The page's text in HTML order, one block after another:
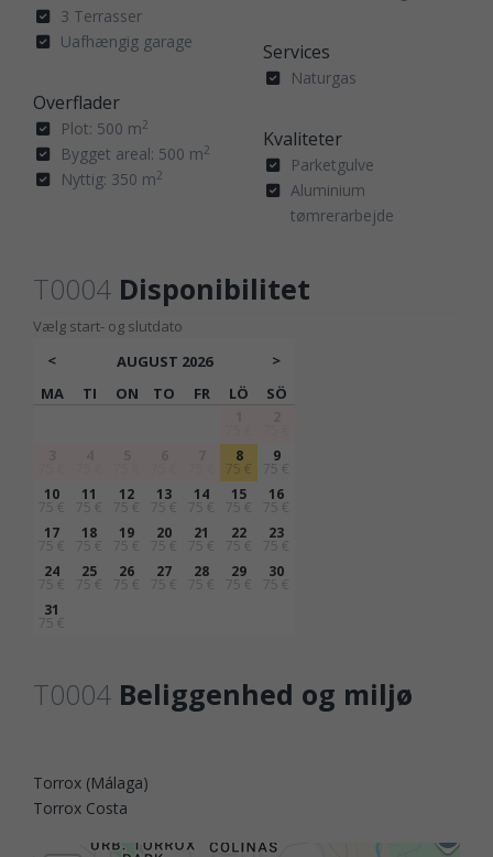
3 Terrasser
Uafhængig garage
Overflader
Plot: 500 m2
Bygget areal: 500 m2
Nyttig: 350 m2
Services
Naturgas
Kvaliteter
Parketgulve
Aluminium
tømrerarbejde
T0004 Disponibilitet
Vælg start- og slutdato
<
AUGUST 2026
>
MA
TI ON TO FR LÖ SÖ
8
75 €
9
75 €
10
75 €
11
75 €
12
75 €
13
75 €
14
75 €
15
75 €
16
75 €
17
75 €
18
75 €
19
75 €
20
75 €
21
75 €
22
75 €
23
75 €
24
75 €
25
75 €
26
75 €
27
75 €
28
75 €
29
75 €
30
75 €
31
75 €
T0004 Beliggenhed og miljø
Torrox (Málaga)
Torrox Costa